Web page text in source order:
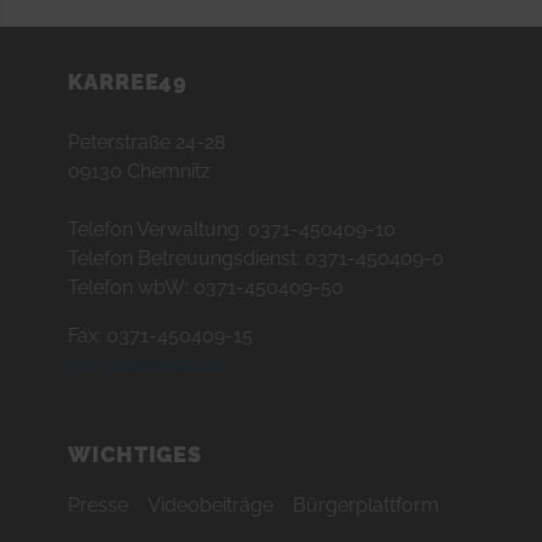
KARREE49
Peterstraße 24-28
09130 Chemnitz
Telefon Verwaltung: 0371-450409-10
Telefon Betreuungsdienst: 0371-450409-0
Telefon wbW: 0371-450409-50
Fax: 0371-450409-15
WICHTIGES
Presse Videobeiträge Bürgerplattform